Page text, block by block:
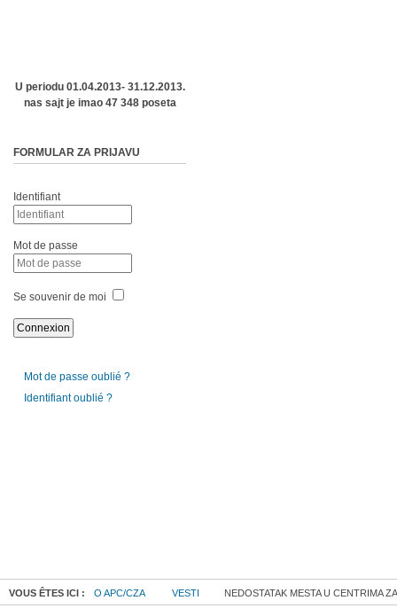
U periodu 01.04.2013- 31.12.2013.
nas sajt je imao 47 348 poseta
FORMULAR ZA PRIJAVU
Identifiant
Mot de passe
Se souvenir de moi
Mot de passe oublié ?
Identifiant oublié ?
VOUS ÊTES ICI : O APC/CZA VESTI NEDOSTATAK MESTA U CENTRIMA